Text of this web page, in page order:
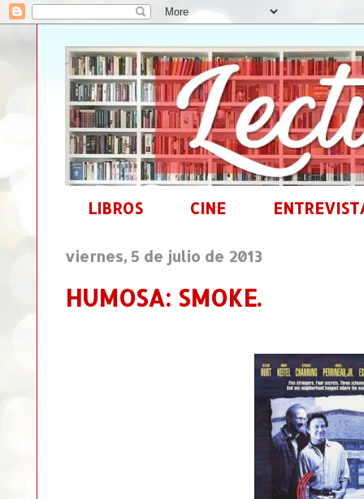
LIBROS CINE
viernes, 5 de julio de 2013
HUMOSA: SMOKE.